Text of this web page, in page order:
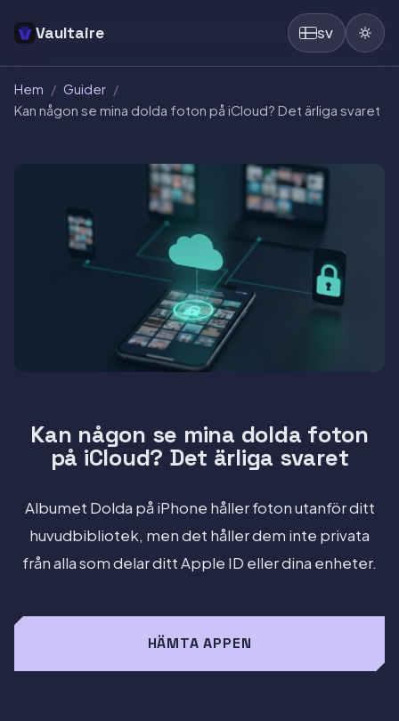
Vaultaire SV
Hem / Guider /
Kan någon se mina dolda foton på iCloud? Det ärliga svaret
Kan någon se mina dolda foton
på iCloud? Det ärliga svaret
Albumet Dolda på iPhone håller foton utanför ditt
huvudbibliotek, men det håller dem inte privata
från alla som delar ditt Apple ID eller dina enheter.
HÄMTA APPEN